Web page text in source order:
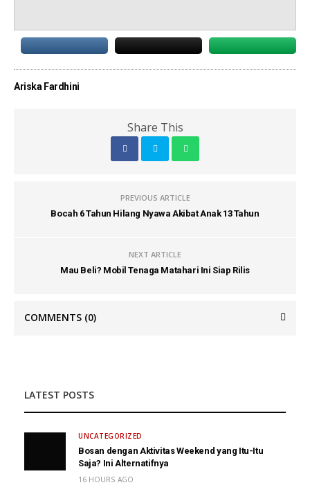
Ariska Fardhini
Share This
PREVIOUS ARTICLE
Bocah 6 Tahun Hilang Nyawa Akibat Anak 13 Tahun
NEXT ARTICLE
Mau Beli? Mobil Tenaga Matahari Ini Siap Rilis
COMMENTS (0)
LATEST POSTS
UNCATEGORIZED
Bosan dengan Aktivitas Weekend yang Itu-Itu
Saja? Ini Alternatifnya
16 HOURS AGO